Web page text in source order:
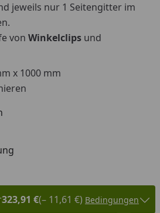
jeweils nur 1 Seitengitter im
von Winkelclips und
x 1000 mm
323,91 €(– 11,61 €) Bedingungen